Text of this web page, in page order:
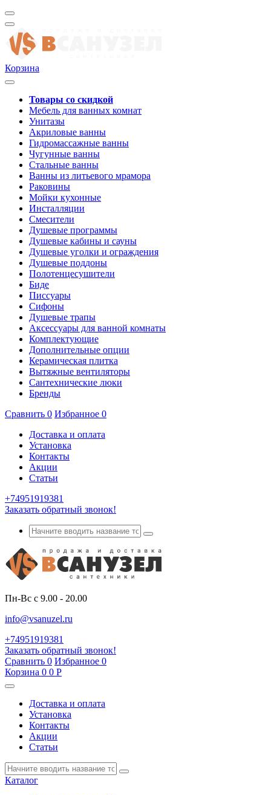
Корзина
Товары со скидкой
Мебель для ванных комнат
Унитазы
Акриловые ванны
Гидромассажные ванны
Чугунные ванны
Стальные ванны
Ванны из литьевого мрамора
Раковины
Мойки кухонные
Инсталляции
Смесители
Душевые программы
Душевые кабины и сауны
Душевые уголки и ограждения
Душевые поддоны
Полотенцесушители
Биде
Писсуары
Сифоны
Душевые трапы
Аксессуары для ванной комнаты
Комплектующие
Дополнительные опции
Керамическая плитка
Вытяжные вентиляторы
Сантехнические люки
Бренды
Сравнить 0 Избранное 0
Доставка и оплата
Установка
Контакты
Акции
Статьи
+74951919381
Заказать обратный звонок!
Пн-Вс с 9.00 - 20.00
info@vsanuzel.ru
+74951919381
Заказать обратный звонок!
Сравнить 0 Избранное 0
Корзина 0 0 Р
Доставка и оплата
Установка
Контакты
Акции
Статьи
Каталог